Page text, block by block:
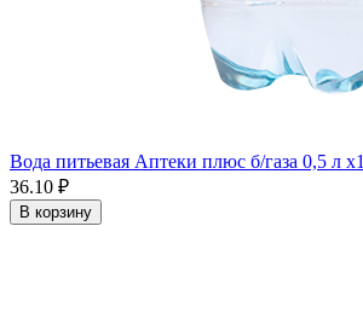
Вода питьевая Аптеки плюс б/газа 0,5 л x1
36.10 ₽
В корзину